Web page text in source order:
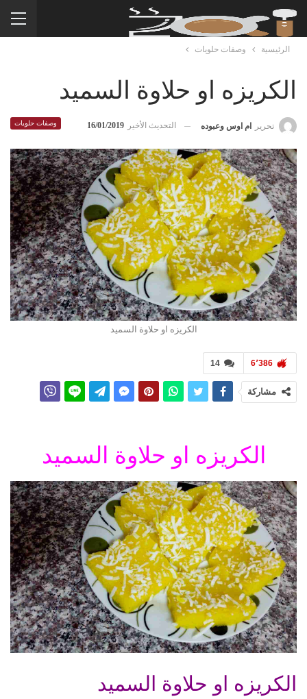
الرئيسية وصفات حلويات
الكريزه او حلاوة السميد
وصفات حلويات تحرير ام اوس وعبوده التحديث الأخير 16/01/2019
الكريزه او حلاوة السميد
14 6٬386
مشاركة
الكريزه او حلاوة السميد
الكريزه او حلاوة السميد